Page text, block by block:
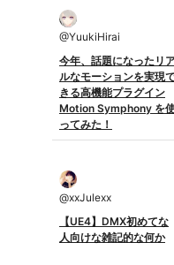
@YuukiHirai
今年、話題になったリ
ルなモーションを実現
きる高機能プラグイン
Motion Symphony を
ってみた！
@xxJulexx
【UE4】DMX初めてな
人向けな雑記的な何か